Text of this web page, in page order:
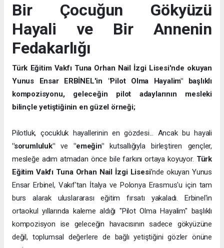
Bir Çocuğun Gökyüzü
Hayali ve Bir Annenin
Fedakarlığı
Türk Eğitim Vakfı Tuna Orhan Nail İzgi Lisesi'nde okuyan
Yunus Ensar ERBİNEL'in "Pilot Olma Hayalim" başlıklı
kompozisyonu, geleceğin pilot adaylarının mesleki
bilinçle yetiştiğinin en güzel örneği;
Pilotluk, çocukluk hayallerinin en gözdesi... Ancak bu hayali
"sorumluluk"ve"emeğin"kutsallığıyla birleştiren gençler,
mesleğe adım atmadan önce bile farkını ortaya koyuyor. Türk
Eğitim Vakfı Tuna Orhan Nail İzgi Lisesi'nde okuyan Yunus
Ensar Erbinel, Vakıf'tan İtalya ve Polonya Erasmus'u için tam
burs alarak uluslararası eğitim fırsatı yakaladı. Erbinel'in
ortaokul yıllarında kaleme aldığı "Pilot Olma Hayalim" başlıklı
kompozisyon ise geleceğin havacısının sadece gökyüzüne
değil, toplumsal değerlere de bağlı yetiştiğini gözler önüne